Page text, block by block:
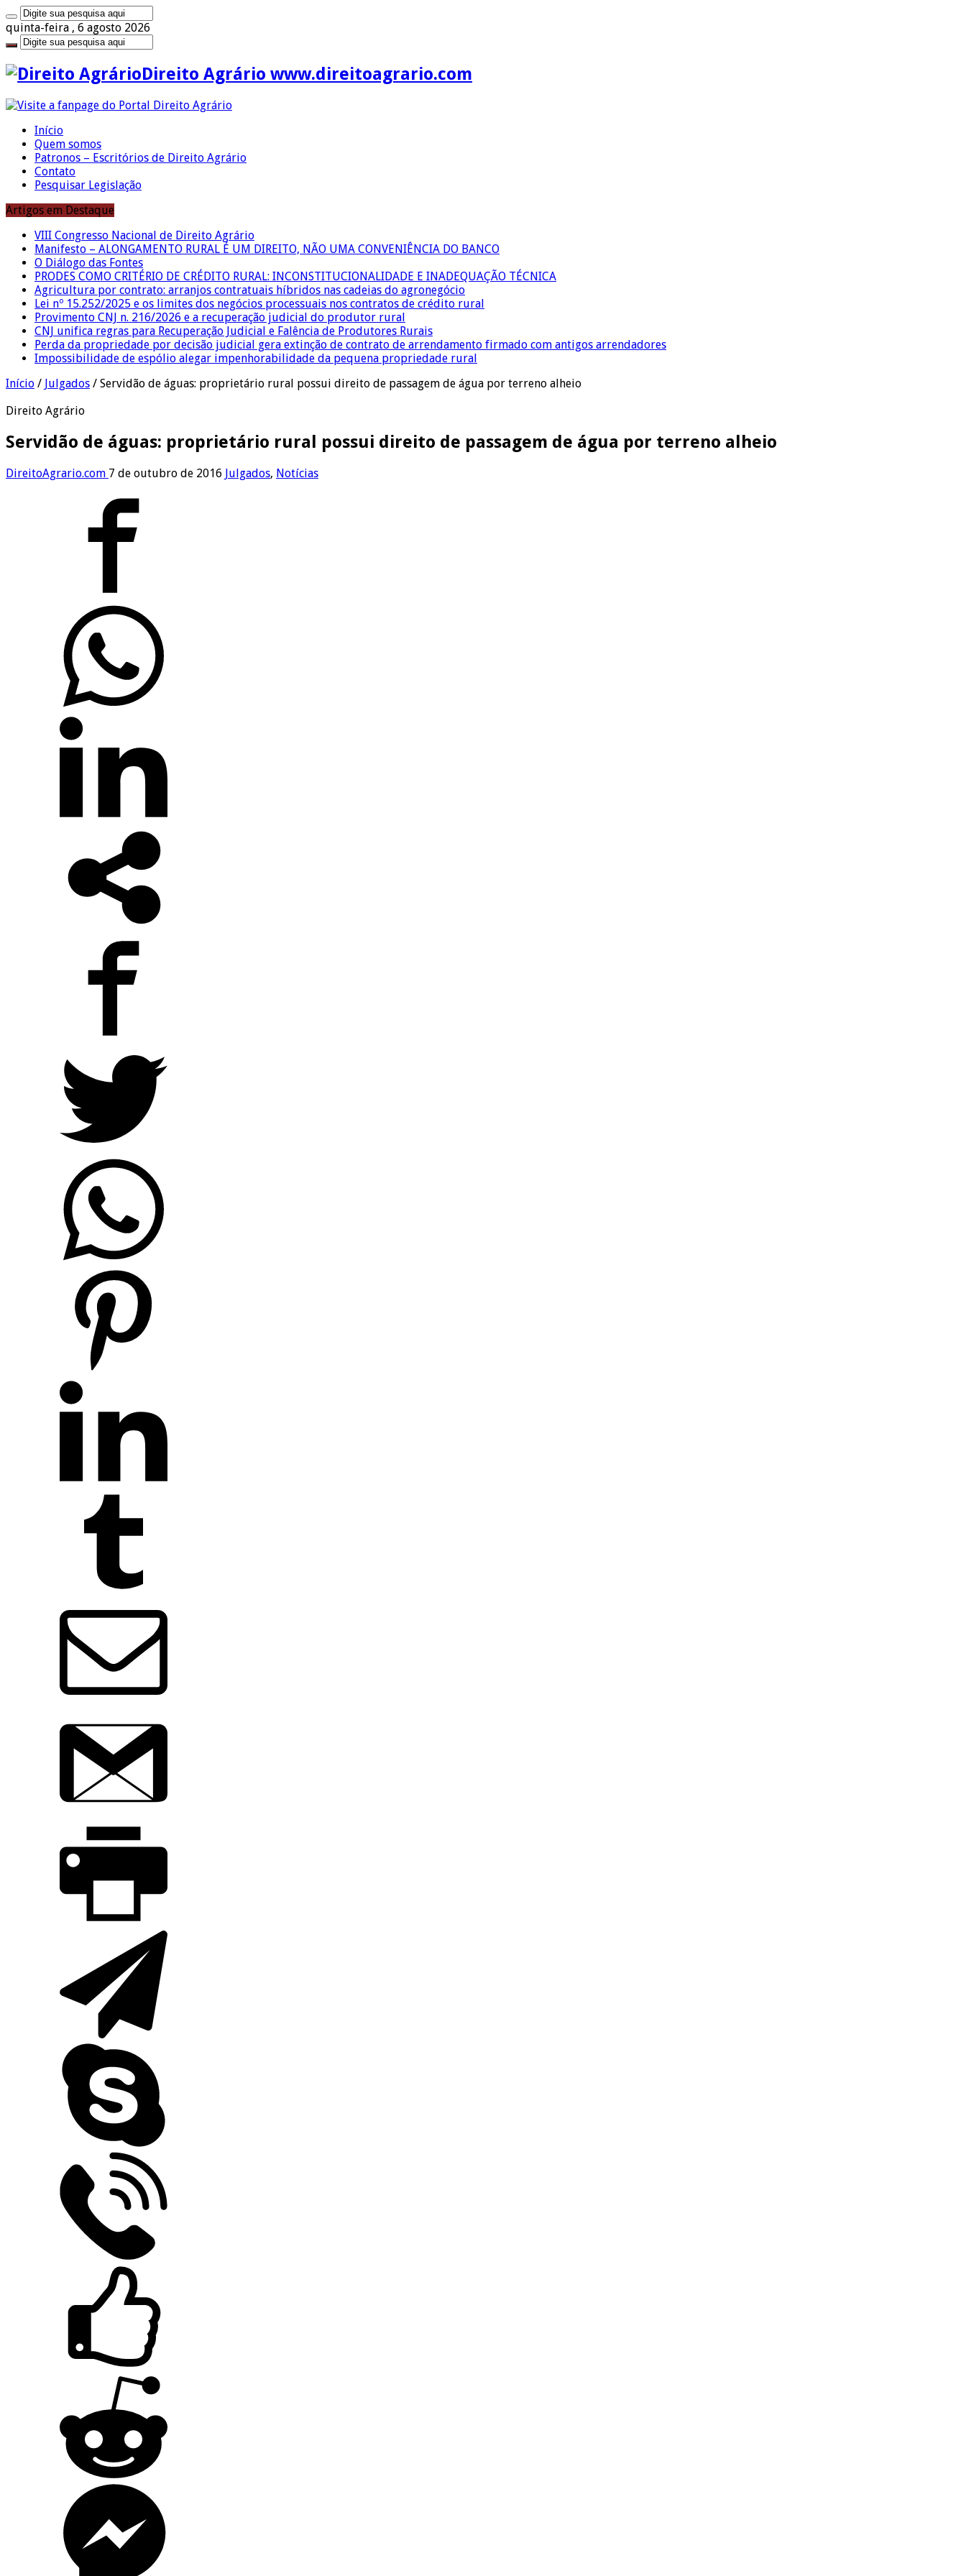
quinta-feira , 6 agosto 2026
Direito Agrário www.direitoagrario.com
Início
Quem somos
Patronos – Escritórios de Direito Agrário
Contato
Pesquisar Legislação
Artigos em Destaque
VIII Congresso Nacional de Direito Agrário
Manifesto – ALONGAMENTO RURAL É UM DIREITO, NÃO UMA CONVENIÊNCIA DO BANCO
O Diálogo das Fontes
PRODES COMO CRITÉRIO DE CRÉDITO RURAL: INCONSTITUCIONALIDADE E INADEQUAÇÃO TÉCNICA
Agricultura por contrato: arranjos contratuais híbridos nas cadeias do agronegócio
Lei nº 15.252/2025 e os limites dos negócios processuais nos contratos de crédito rural
Provimento CNJ n. 216/2026 e a recuperação judicial do produtor rural
CNJ unifica regras para Recuperação Judicial e Falência de Produtores Rurais
Perda da propriedade por decisão judicial gera extinção de contrato de arrendamento firmado com antigos arrendadores
Impossibilidade de espólio alegar impenhorabilidade da pequena propriedade rural
Início / Julgados / Servidão de águas: proprietário rural possui direito de passagem de água por terreno alheio
Direito Agrário
Servidão de águas: proprietário rural possui direito de passagem de água por terreno alheio
DireitoAgrario.com 7 de outubro de 2016 Julgados, Notícias